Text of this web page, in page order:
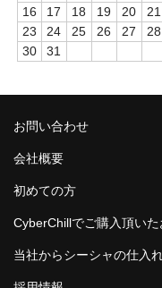
Maklaud
HMS
シーシャフレーバー
ChillCloud(チルクラ
Cobra Blanc
16
17 18 19 20 21
23
24 25 26 27 28
30
31
お問い合わせ
会社概要
初めての方
CyberChillでご購入頂い
当社からシーシャの仕入